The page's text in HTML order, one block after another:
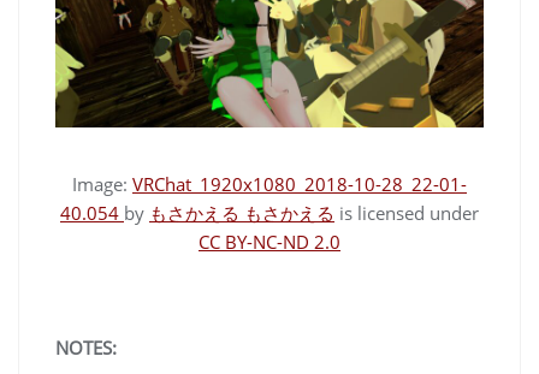
Image: VRChat_1920x1080_2018-10-28_22-01-
40.054 by もさかえる もさかえる is licensed under
CC BY-NC-ND 2.0
NOTES: